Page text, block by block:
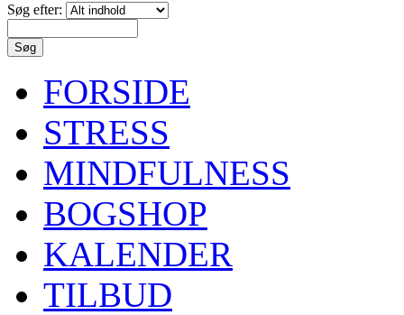
Søg efter:
FORSIDE
STRESS
MINDFULNESS
BOGSHOP
KALENDER
TILBUD